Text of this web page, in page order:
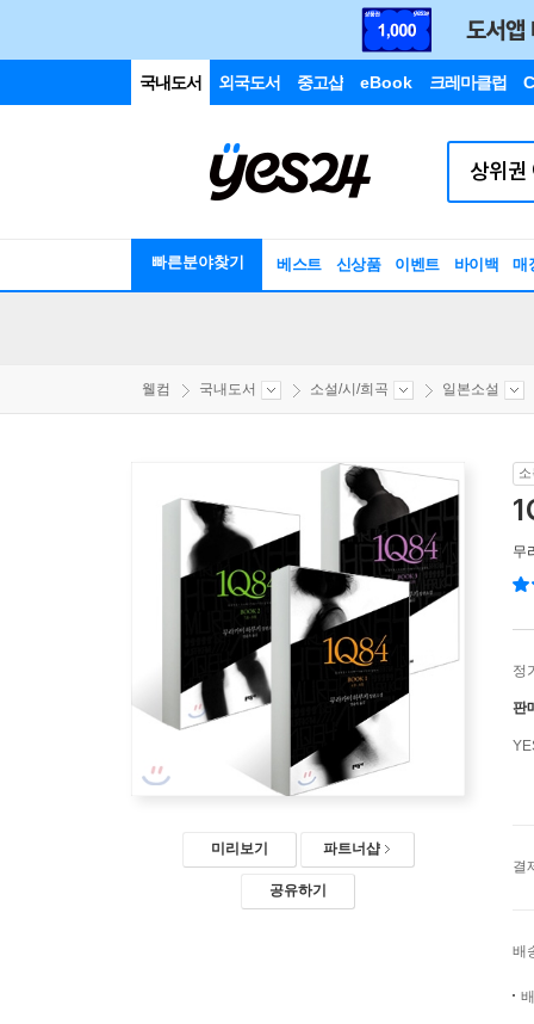
국내도서 외국도서 중고샵 eBook 크레마클럽
빠른분야찾기 베스트 신상품 이벤트 바이백 매
웰컴 국내도서 소설/시/희곡 일본소설
미리보기 파트너샵
공유하기
무
정
판
결
배